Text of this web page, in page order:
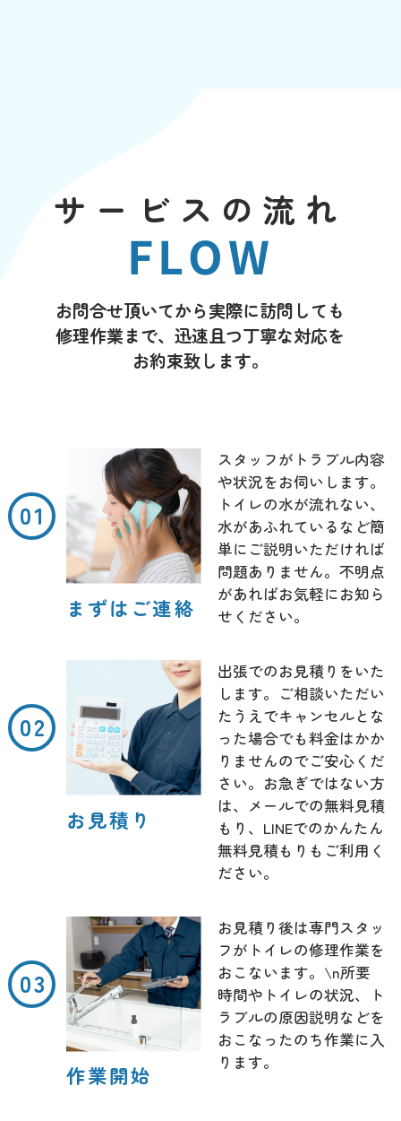
サービスの流れ
FLOW
お問合せ頂いてから実際に訪問しても
修理作業まで、迅速且つ丁寧な対応を
お約束致します。
まずはご連絡
スタッフがトラブル内容
や状況をお伺いします。
トイレの水が流れない、
水があふれているなど簡
単にご説明いただければ
問題ありません。不明点
があればお気軽にお知ら
せください。
お見積り
出張でのお見積りをいた
します。ご相談いただい
たうえでキャンセルとな
った場合でも料金はかか
りませんのでご安心くだ
さい。お急ぎではない方
は、メールでの無料見積
もり、LINEでのかんたん
無料見積もりもご利用く
ださい。
作業開始
お見積り後は専門スタッ
フがトイレの修理作業を
おこないます。\n所要
時間やトイレの状況、ト
ラブルの原因説明などを
おこなったのち作業に入
ります。